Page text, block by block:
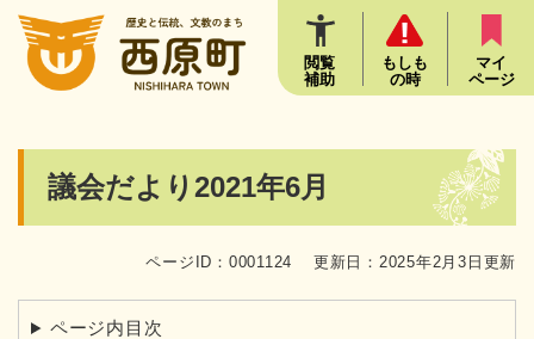
メニューを飛ばして本文へ
閲覧
補助
もしも
の時
マイ
ページ
議会だより2021年6月
ページID：0001124 更新日：2025年2月3日更新
ページ内目次